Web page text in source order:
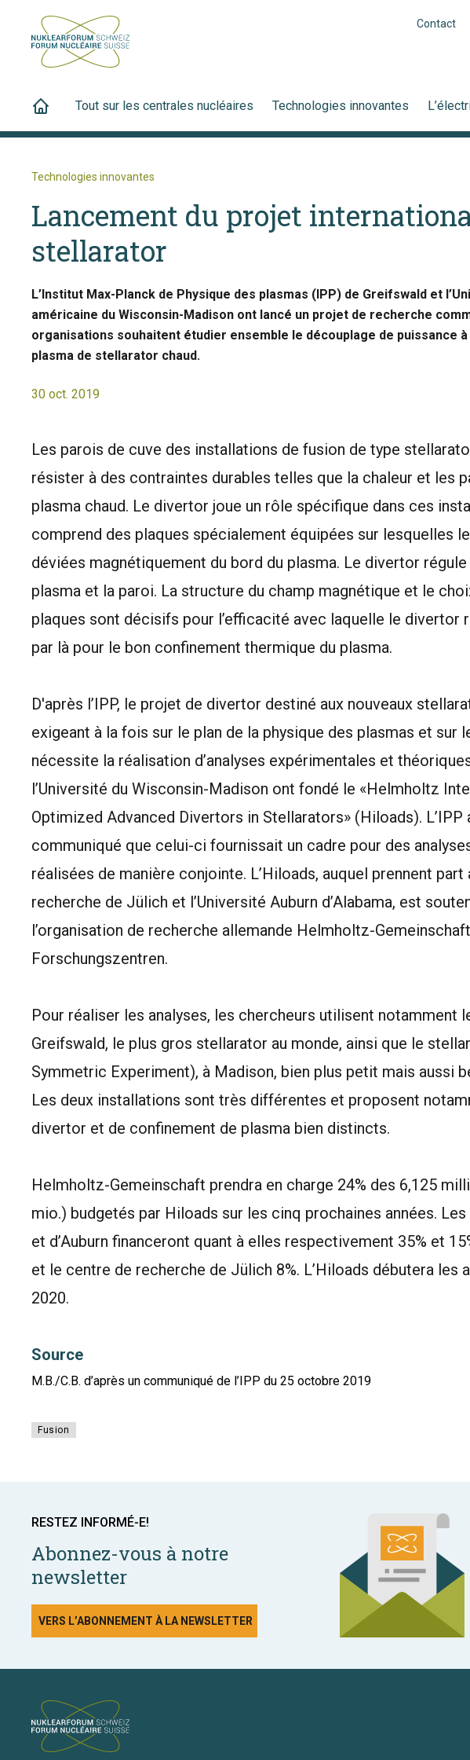
Contact
Tout sur les centrales nucléaires Technologies innovantes
Technologies innovantes
Lancement du projet
stellarator
L’Institut Max-Planck de Physique des plasmas (IPP) de Greifswald et
américaine du Wisconsin-Madison ont lancé un projet de recherche
organisations souhaitent étudier ensemble le découplage de puissance à
plasma de stellarator chaud.
30 oct. 2019
Les parois de cuve des installations de fusion de type
résister à des contraintes durables telles que la chaleur et les
plasma chaud. Le divertor joue un rôle spécifique dans ces
comprend des plaques spécialement équipées sur lesquelles
déviées magnétiquement du bord du plasma. Le divertor
plasma et la paroi. La structure du champ magnétique et le
plaques sont décisifs pour l’efficacité avec laquelle le
par là pour le bon confinement thermique du plasma.
D'après l’IPP, le projet de divertor destiné aux nouveaux
exigeant à la fois sur le plan de la physique des plasmas et sur
nécessite la réalisation d’analyses expérimentales et
l’Université du Wisconsin-Madison ont fondé le «Helmholtz
Optimized Advanced Divertors in Stellarators» (Hiloads). L’IPP
communiqué que celui-ci fournissait un cadre pour des
réalisées de manière conjointe. L’Hiloads, auquel prennent
recherche de Jülich et l’Université Auburn d’Alabama, est
l’organisation de recherche allemande Helmholtz-
Forschungszentren.
Pour réaliser les analyses, les chercheurs utilisent notamment
Greifswald, le plus gros stellarator au monde, ainsi que le
Symmetric Experiment), à Madison, bien plus petit mais aussi
Les deux installations sont très différentes et proposent
divertor et de confinement de plasma bien distincts.
Helmholtz-Gemeinschaft prendra en charge 24% des 6,125
mio.) budgetés par Hiloads sur les cinq prochaines années.
et d’Auburn financeront quant à elles respectivement 35% et
et le centre de recherche de Jülich 8%. L’Hiloads débutera les
2020.
Source
M.B./C.B. d’après un communiqué de l’IPP du 25 octobre 2019
Fusion
RESTEZ INFORMÉ-E!
Abonnez-vous à notre
newsletter
VERS L’ABONNEMENT À LA NEWSLETTER